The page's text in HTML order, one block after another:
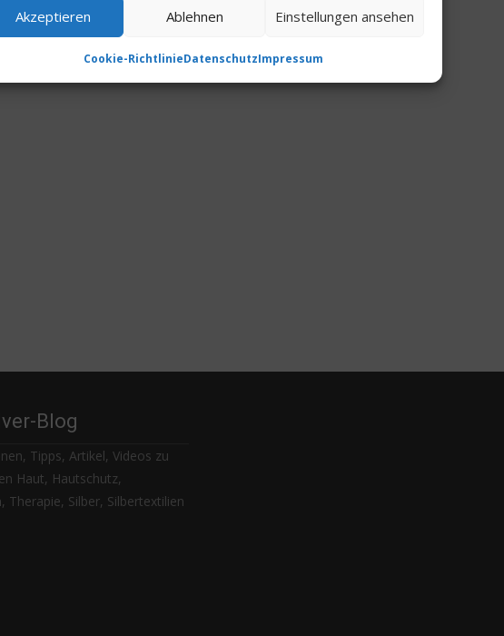
Akzeptieren Ablehnen Einstellungen ansehen
Cookie-RichtlinieDatenschutzImpressum
Blog
Tipps, Artikel, Videos zu
Haut, Hautschutz,
Therapie, Silber, Silbertextilien